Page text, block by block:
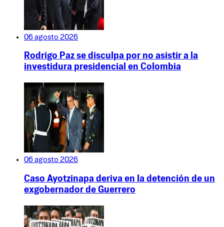
06 agosto 2026
Rodrigo Paz se disculpa por no asistir a la
investidura presidencial en Colombia
06 agosto 2026
Caso Ayotzinapa deriva en la detención de un
exgobernador de Guerrero